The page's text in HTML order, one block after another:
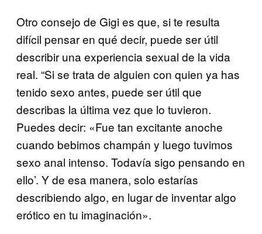
Otro consejo de Gigi es que, si te resulta
difícil pensar en qué decir, puede ser útil
describir una experiencia sexual de la vida
real. “Si se trata de alguien con quien ya has
tenido sexo antes, puede ser útil que
describas la última vez que lo tuvieron.
Puedes decir: «Fue tan excitante anoche
cuando bebimos champán y luego tuvimos
sexo anal intenso. Todavía sigo pensando en
ello’. Y de esa manera, solo estarías
describiendo algo, en lugar de inventar algo
erótico en tu imaginación».